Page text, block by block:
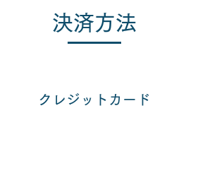
​決済方法​
クレジットカード